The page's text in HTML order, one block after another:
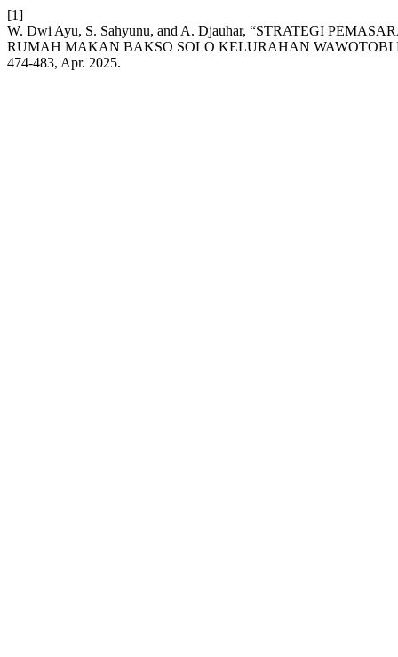
[1]
W. Dwi Ayu, S. Sahyunu, and A. Djauhar, “STRATEGI
RUMAH MAKAN BAKSO SOLO KELURAHAN
474-483, Apr. 2025.